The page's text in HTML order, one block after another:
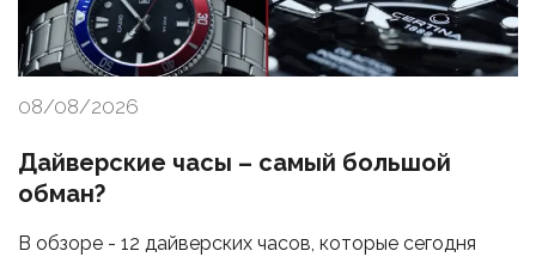
08/08/2026
Дайверские часы – самый большой
обман?
В обзоре - 12 дайверских часов, которые сегодня